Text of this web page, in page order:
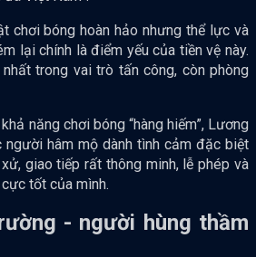
chơi bóng hoàn hảo nhưng thể lực và
lại chính là điểm yếu của tiền vệ này.
trong vai trò tấn công, còn phòng
năng chơi bóng “hàng hiếm”, Lương
người hâm mộ dành tình cảm đặc biệt
giao tiếp rất thông minh, lễ phép và
tốt của mình.
- người hùng thầm